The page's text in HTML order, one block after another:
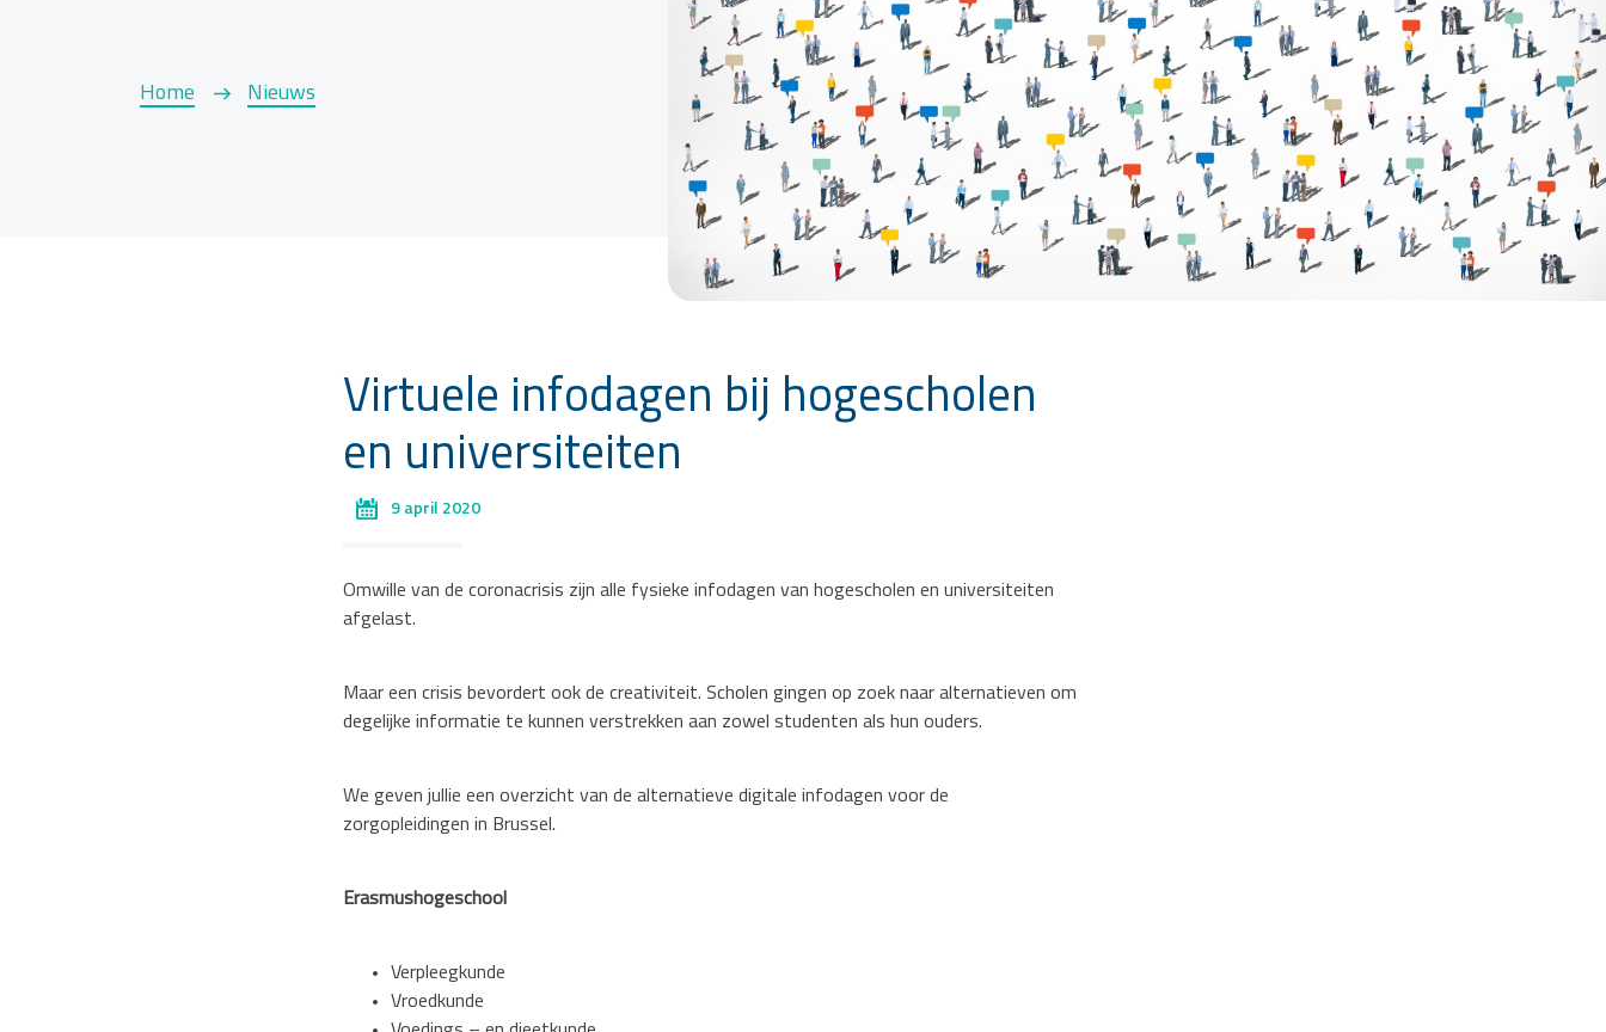
Home Nieuws
Virtuele infodagen bij hogescholen
en universiteiten
9 april 2020
Omwille van de coronacrisis zijn alle fysieke infodagen van hogescholen en universiteiten
afgelast.
Maar een crisis bevordert ook de creativiteit. Scholen gingen op zoek naar alternatieven om
degelijke informatie te kunnen verstrekken aan zowel studenten als hun ouders.
We geven jullie een overzicht van de alternatieve digitale infodagen voor de
zorgopleidingen in Brussel.
Erasmushogeschool
Verpleegkunde
Vroedkunde